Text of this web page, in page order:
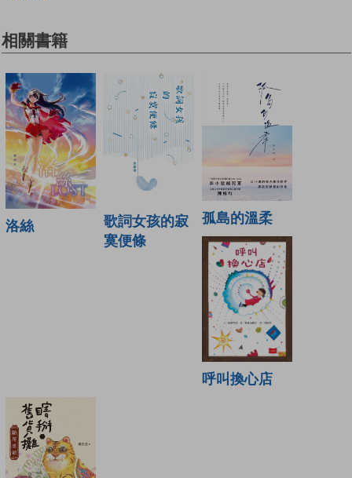
相關書籍
洛絲
歌詞女孩的寂
寞便條
孤島的溫柔
呼叫換心店